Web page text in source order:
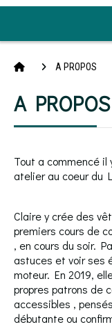
A PROPOS
A PROPOS
Tout a commencé il
atelier au coeur du
Claire y crée des
premiers cours de
, en cours du soir.
astuces et voir ses
moteur. En 2019,
propres patrons de
accessibles ,
débutante ou